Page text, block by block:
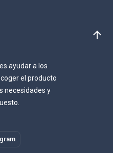
ayudar a los
el producto
necesidades y